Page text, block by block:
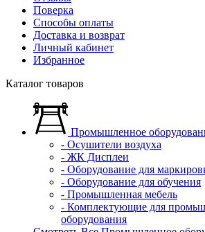
Поверка
Способы оплаты
Доставка и возврат
Личный кабинет
Избранное
Каталог товаров
Промышленное
- Осушители воздуха
- ЖК Дисплеи
- Оборудование для
- Оборудование для обучения
- Промышленная мебель
- Комплектующие для
оборудования